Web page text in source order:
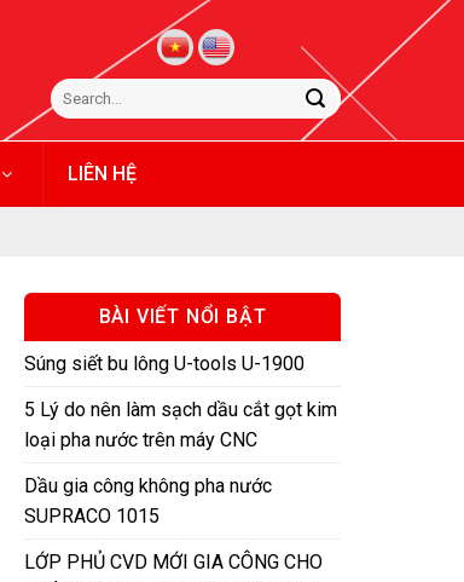
LIÊN HỆ
BÀI VIẾT NỔI BẬT
Súng siết bu lông U-tools U-1900
5 Lý do nên làm sạch dầu cắt gọt kim
loại pha nước trên máy CNC
Dầu gia công không pha nước
SUPRACO 1015
LỚP PHỦ CVD MỚI GIA CÔNG CHO